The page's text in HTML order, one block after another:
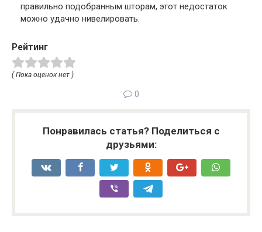
правильно подобранным шторам, этот недостаток
можно удачно нивелировать.
Рейтинг
( Пока оценок нет )
0
Понравилась статья? Поделиться с
друзьями: